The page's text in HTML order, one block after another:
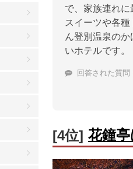
で、家族連れ
スイーツや各
ん登別温泉の
いホテルです。
回答された質問
[4位] 花鐘